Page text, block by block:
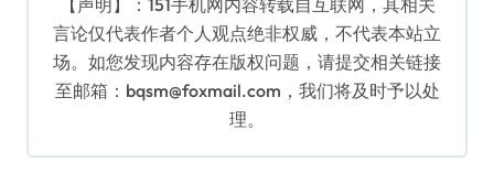
【声明】：151手机网内容转载自互联网，其相关
言论仅代表作者个人观点绝非权威，不代表本站立
场。如您发现内容存在版权问题，请提交相关链接
至邮箱：bqsm@foxmail.com，我们将及时予以处
理。